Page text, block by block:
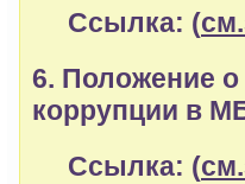
Ссылка: (
6. Положение
коррупции в
Ссылка: (